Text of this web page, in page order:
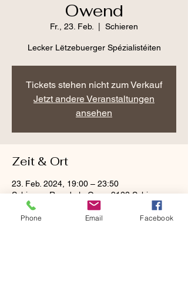
Owend
Fr., 23. Feb. Schieren
Lecker Lëtzebuerger Spézialistéiten
Tickets stehen nicht zum Verkauf
Jetzt andere Veranstaltungen
ansehen
Zeit & Ort
23. Feb. 2024, 19:00 – 23:50
Schieren, Rue de la Gare, 9122 Schieren,
Luxemburg
Phone Email Facebook